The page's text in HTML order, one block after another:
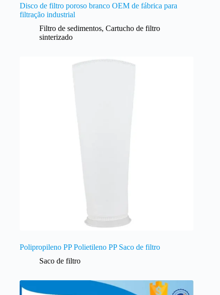
Disco de filtro poroso branco OEM de fábrica para
filtração industrial
Filtro de sedimentos, Cartucho de filtro
sinterizado
Polipropileno PP Polietileno PP Saco de filtro
Saco de filtro